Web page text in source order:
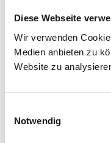
Diese Webseite
Wir verwenden
Medien anbieten zu
Website zu
Notwendig
direkt über
Suche bitte die
beachten.
können durch